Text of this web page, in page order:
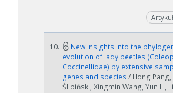
10.
New insights into the
evolution of lady beetles
Coccinellidae) by extensive
genes and species / Hong
Ślipiński, Xingmin Wang, Yun Li,